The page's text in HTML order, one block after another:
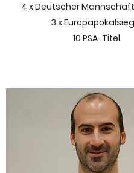
4 x Deutscher
3 x
10 PSA-Titel